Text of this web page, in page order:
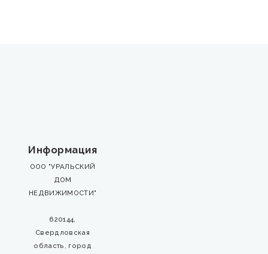
Информация
ООО "УРАЛЬСКИЙ
ДОМ
НЕДВИЖИМОСТИ"
620144,
Свердловская
область, город